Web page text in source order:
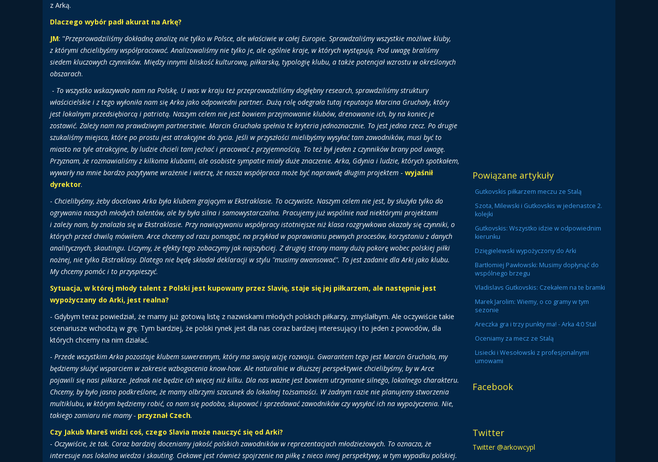
z Arką.
Dlaczego wybór padł akurat na Arkę?
JM: "Przeprowadziliśmy dokładną analizę nie tylko w Polsce, ale właściwie w całej Europie. Sprawdzaliśmy wszystkie możliwe kluby,
z którymi chcielibyśmy współpracować. Analizowaliśmy nie tylko je, ale ogólnie kraje, w których występują. Pod uwagę braliśmy
siedem kluczowych czynników. Między innymi bliskość kulturową, piłkarską, typologię klubu, a także potencjał wzrostu w określonych
obszarach.
- To wszystko wskazywało nam na Polskę. U was w kraju też przeprowadziliśmy dogłębny research, sprawdziliśmy struktury
właścicielskie i z tego wyłoniła nam się Arka jako odpowiedni partner. Dużą rolę odegrała tutaj reputacja Marcina Gruchały, który
jest lokalnym przedsiębiorcą i patriotą. Naszym celem nie jest bowiem przejmowanie klubów, drenowanie ich, by na koniec je
zostawić. Zależy nam na prawdziwym partnerstwie. Marcin Gruchała spełnia te kryteria jednoznacznie. To jest jedna rzecz. Po drugie
szukaliśmy miejsca, które po prostu jest atrakcyjne do życia. Jeśli w przyszłości mielibyśmy wysyłać tam zawodników, musi być to
miasto na tyle atrakcyjne, by ludzie chcieli tam jechać i pracować z przyjemnością. To też był jeden z czynników brany pod uwagę.
Przyznam, że rozmawialiśmy z kilkoma klubami, ale osobiste sympatie miały duże znaczenie. Arka, Gdynia i ludzie, których spotkałem,
wywarły na mnie bardzo pozytywne wrażenie i wierzę, że nasza współpraca może być naprawdę długim projektem - wyjaśnił
dyrektor.
- Chcielibyśmy, żeby docelowo Arka była klubem grającym w Ekstraklasie. To oczywiste. Naszym celem nie jest, by służyła tylko do
ogrywania naszych młodych talentów, ale by była silna i samowystarczalna. Pracujemy już wspólnie nad niektórymi projektami
i zależy nam, by znalazła się w Ekstraklasie. Przy nawiązywaniu współpracy istotniejsze niż klasa rozgrywkowa okazały się czynniki, o
których przed chwilą mówiłem. Arce chcemy od razu pomagać, na przykład w poprawianiu pewnych procesów, korzystaniu z danych
analitycznych, skautingu. Liczymy, że efekty tego zobaczymy jak najszybciej. Z drugiej strony mamy dużą pokorę wobec polskiej piłki
nożnej, nie tylko Ekstraklasy. Dlatego nie będę składał deklaracji w stylu "musimy awansować". To jest zadanie dla Arki jako klubu.
My chcemy pomóc i to przyspieszyć.
Sytuacja, w której młody talent z Polski jest kupowany przez Slavię, staje się jej piłkarzem, ale następnie jest
wypożyczany do Arki, jest realna?
- Gdybym teraz powiedział, że mamy już gotową listę z nazwiskami młodych polskich piłkarzy, zmyślałbym. Ale oczywiście takie
scenariusze wchodzą w grę. Tym bardziej, że polski rynek jest dla nas coraz bardziej interesujący i to jeden z powodów, dla
których chcemy na nim działać.
- Przede wszystkim Arka pozostaje klubem suwerennym, który ma swoją wizję rozwoju. Gwarantem tego jest Marcin Gruchała, my
będziemy służyć wsparciem w zakresie wzbogacenia know-how. Ale naturalnie w dłuższej perspektywie chcielibyśmy, by w Arce
pojawili się nasi piłkarze. Jednak nie będzie ich więcej niż kilku. Dla nas ważne jest bowiem utrzymanie silnego, lokalnego charakteru.
Chcemy, by było jasno podkreślone, że mamy olbrzymi szacunek do lokalnej tożsamości. W żadnym razie nie planujemy stworzenia
multiklubu, w którym będziemy robić, co nam się podoba, skupować i sprzedawać zawodników czy wysyłać ich na wypożyczenia. Nie,
takiego zamiaru nie mamy - przyznał Czech.
Czy Jakub Mareš widzi coś, czego Slavia może nauczyć się od Arki?
- Oczywiście, że tak. Coraz bardziej doceniamy jakość polskich zawodników w reprezentacjach młodzieżowych. To oznacza, że
interesuje nas lokalna wiedza i skauting. Ciekawe jest również spojrzenie na piłkę z nieco innej perspektywy, w tym wypadku polskiej.
Powiązane artykuły
Gutkovskis piłkarzem meczu ze Stalą
Szota, Milewski i Gutkovskis w jedenastce 2.
kolejki
Gutkovskis: Wszystko idzie w odpowiednim
kierunku
Dzięgielewski wypożyczony do Arki
Bartłomiej Pawłowski: Musimy dopłynąć do
wspólnego brzegu
Vladislavs Gutkovskis: Czekałem na te bramki
Marek Jarolim: Wiemy, o co gramy w tym
sezonie
Areczka gra i trzy punkty ma! - Arka 4:0 Stal
Oceniamy za mecz ze Stalą
Lisiecki i Wesołowski z profesjonalnymi
umowami
Facebook
Twitter
Twitter @arkowcypl